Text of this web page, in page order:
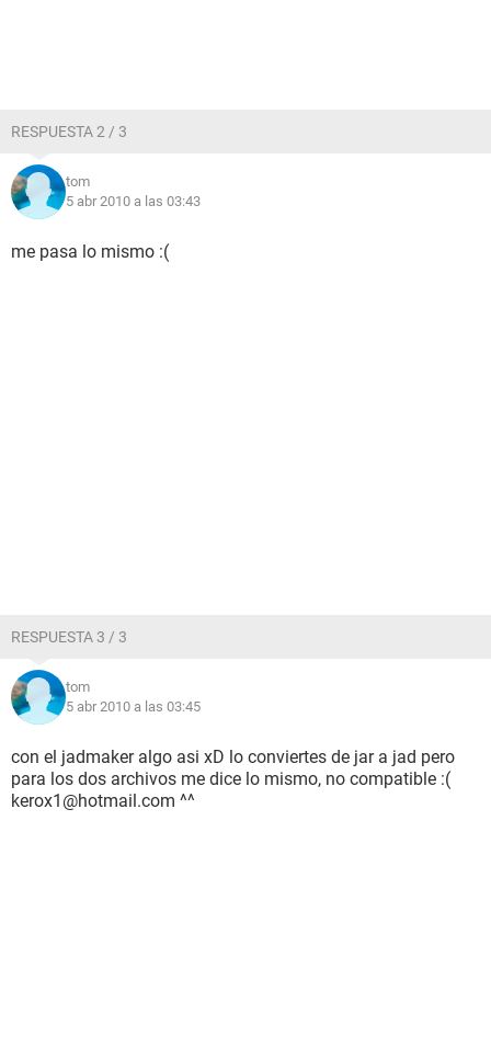
RESPUESTA 2 / 3
tom
5 abr 2010 a las 03:43
me pasa lo mismo :(
RESPUESTA 3 / 3
tom
5 abr 2010 a las 03:45
con el jadmaker algo asi xD lo conviertes de jar a jad pero
para los dos archivos me dice lo mismo, no compatible :(
kerox1@hotmail.com ^^